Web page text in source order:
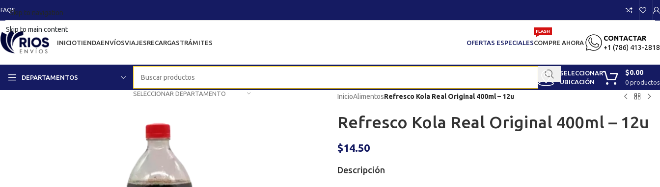
Skip to navigation
Skip to main content
FAQS
INICIOTIENDAENVÍOSVIAJESRECARGASTRÁMITES OFERTAS ESPECIALESCOMPRE AHORA
FLASH
CONTACTAR
+1 (786) 413-2818
DEPARTAMENTOS
SELECCIONAR DEPARTAMENTO
SELECCIONAR
UBICACIÓN
0 productos
$0.00
InicioAlimentosRefresco Kola Real Original 400ml – 12u
Refresco Kola Real Original 400ml – 12u
$14.50
Descripción